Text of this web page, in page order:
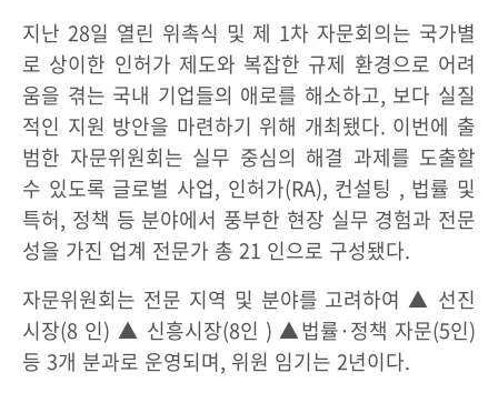
지난 28일 열린 위촉식 및 제 1차 자문회의는 국가별
로 상이한 인허가 제도와 복잡한 규제 환경으로 어려
움을 겪는 국내 기업들의 애로를 해소하고, 보다 실질
적인 지원 방안을 마련하기 위해 개최됐다. 이번에 출
범한 자문위원회는 실무 중심의 해결 과제를 도출할
수 있도록 글로벌 사업, 인허가(RA), 컨설팅 , 법률 및
특허, 정책 등 분야에서 풍부한 현장 실무 경험과 전문
성을 가진 업계 전문가 총 21 인으로 구성됐다.
자문위원회는 전문 지역 및 분야를 고려하여 ▲ 선진
시장(8 인) ▲ 신흥시장(8인 ) ▲법률·정책 자문(5인)
등 3개 분과로 운영되며, 위원 임기는 2년이다.